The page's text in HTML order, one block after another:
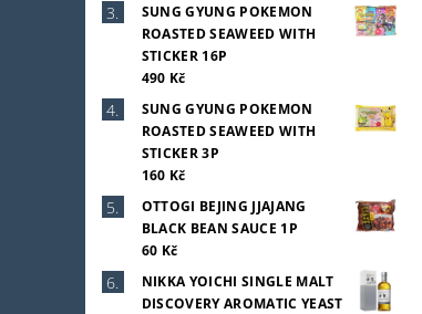
SUNG GYUNG POKEMON
ROASTED SEAWEED WITH
STICKER 16P
490 Kč
SUNG GYUNG POKEMON
ROASTED SEAWEED WITH
STICKER 3P
160 Kč
OTTOGI BEJING JJAJANG
BLACK BEAN SAUCE 1P
60 Kč
NIKKA YOICHI SINGLE MALT
DISCOVERY AROMATIC YEAST